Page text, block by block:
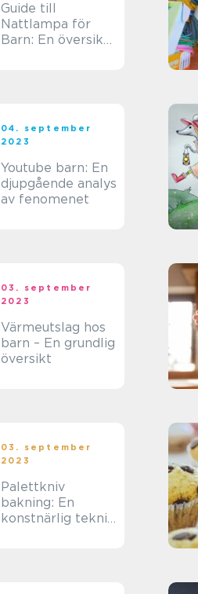
Guide till
Nattlampa för
Barn: En översikt
04. september
2023
Youtube barn: En
djupgående analys
av fenomenet
03. september
2023
Värmeutslag hos
barn – En grundlig
översikt
03. september
2023
Palettkniv
bakning: En
konstnärlig teknik